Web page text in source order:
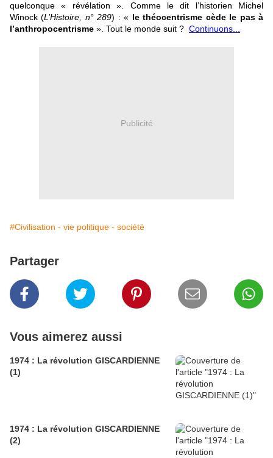
quelconque « révélation ». Comme le dit l’historien Michel
Winock (L’Histoire, n° 289) : « le théocentrisme cède le pas à
l’anthropocentrisme ». Tout le monde suit ? Continuons...
Publicité
#Civilisation - vie politique - société
Partager
Vous aimerez aussi
1974 : La révolution GISCARDIENNE
(1)
1974 : La révolution GISCARDIENNE
(2)